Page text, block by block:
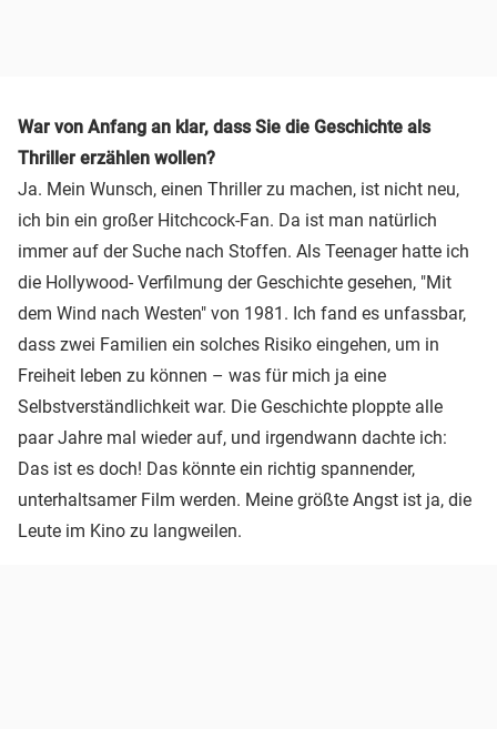
War von Anfang an klar, dass Sie die Geschichte als
Thriller erzählen wollen?
Ja. Mein Wunsch, einen Thriller zu machen, ist nicht neu,
ich bin ein großer Hitchcock-Fan. Da ist man natürlich
immer auf der Suche nach Stoffen. Als Teenager hatte ich
die Hollywood- Verfilmung der Geschichte gesehen, "Mit
dem Wind nach Westen" von 1981. Ich fand es unfassbar,
dass zwei Familien ein solches Risiko eingehen, um in
Freiheit leben zu können – was für mich ja eine
Selbstverständlichkeit war. Die Geschichte ploppte alle
paar Jahre mal wieder auf, und irgendwann dachte ich:
Das ist es doch! Das könnte ein richtig spannender,
unterhaltsamer Film werden. Meine größte Angst ist ja, die
Leute im Kino zu langweilen.